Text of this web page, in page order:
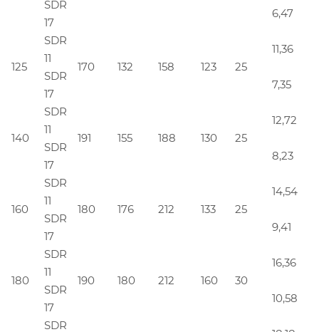
SDR
17
6,47
125
SDR
11
170 132 158 123 25
11,36
SDR
17
7,35
140
SDR
11
191 155 188 130 25
12,72
SDR
17
8,23
160
SDR
11
180 176 212 133 25
14,54
SDR
17
9,41
180
SDR
11
190 180 212 160 30
16,36
SDR
17
10,58
SDR